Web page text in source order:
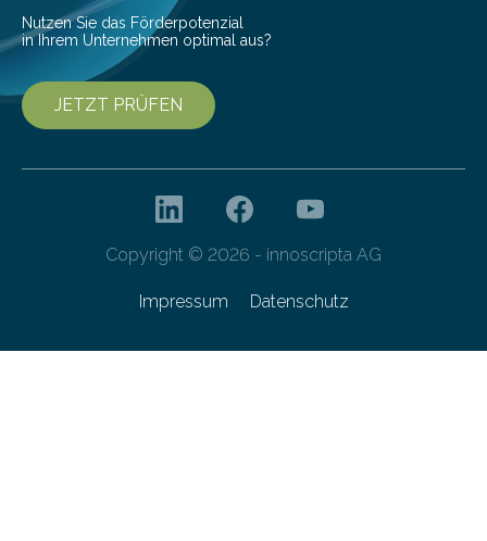
Nutzen Sie das Förderpotenzial
in Ihrem Unternehmen optimal aus?
JETZT PRÜFEN
Copyright © 2026 - innoscripta AG
Impressum Datenschutz